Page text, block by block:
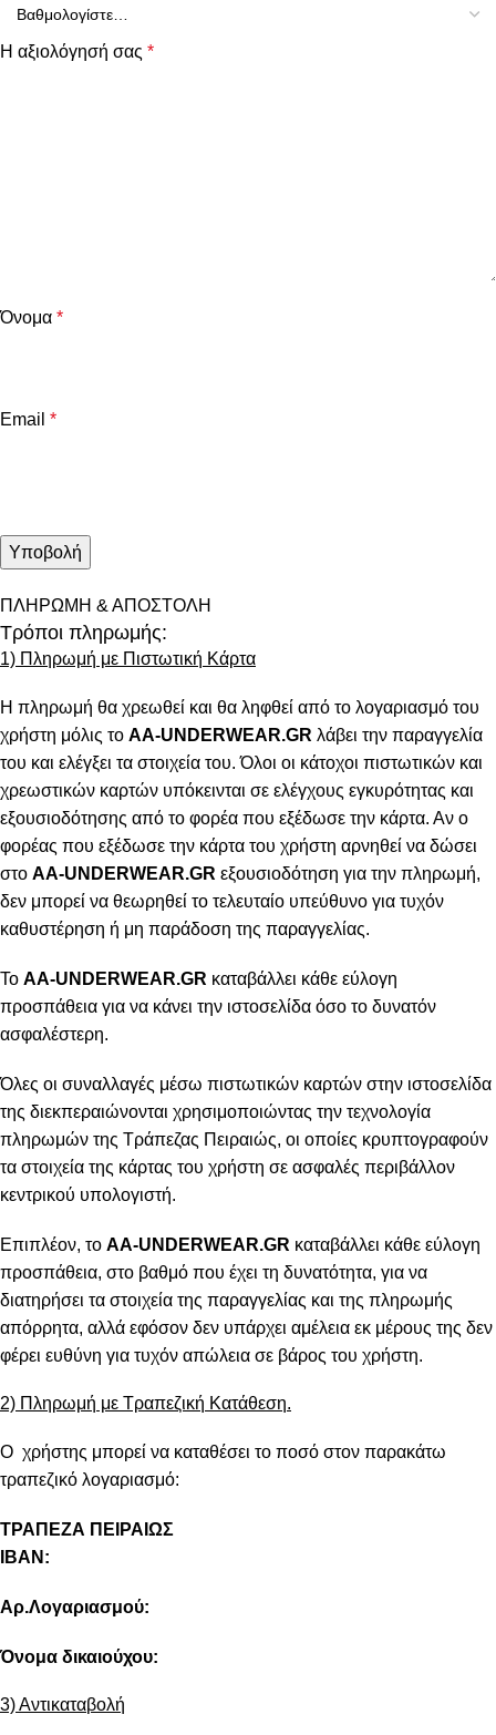
Η αξιολόγησή σας *
Όνομα *
Email *
ΠΛΗΡΩΜΗ & ΑΠΟΣΤΟΛΗ
Τρόποι πληρωμής:
1) Πληρωμή με Πιστωτική Κάρτα
Η πληρωμή θα χρεωθεί και θα ληφθεί από το λογαριασμό του
χρήστη μόλις το AA-UNDERWEAR.GR λάβει την παραγγελία
του και ελέγξει τα στοιχεία του. Όλοι οι κάτοχοι πιστωτικών και
χρεωστικών καρτών υπόκεινται σε ελέγχους εγκυρότητας και
εξουσιοδότησης από το φορέα που εξέδωσε την κάρτα. Αν ο
φορέας που εξέδωσε την κάρτα του χρήστη αρνηθεί να δώσει
στο AA-UNDERWEAR.GR εξουσιοδότηση για την πληρωμή,
δεν μπορεί να θεωρηθεί το τελευταίο υπεύθυνο για τυχόν
καθυστέρηση ή μη παράδοση της παραγγελίας.
Το AA-UNDERWEAR.GR καταβάλλει κάθε εύλογη
προσπάθεια για να κάνει την ιστοσελίδα όσο το δυνατόν
ασφαλέστερη.
Όλες οι συναλλαγές μέσω πιστωτικών καρτών στην ιστοσελίδα
της διεκπεραιώνονται χρησιμοποιώντας την τεχνολογία
πληρωμών της Τράπεζας Πειραιώς, οι οποίες κρυπτογραφούν
τα στοιχεία της κάρτας του χρήστη σε ασφαλές περιβάλλον
κεντρικού υπολογιστή.
Επιπλέον, το AA-UNDERWEAR.GR καταβάλλει κάθε εύλογη
προσπάθεια, στο βαθμό που έχει τη δυνατότητα, για να
διατηρήσει τα στοιχεία της παραγγελίας και της πληρωμής
απόρρητα, αλλά εφόσον δεν υπάρχει αμέλεια εκ μέρους της δεν
φέρει ευθύνη για τυχόν απώλεια σε βάρος του χρήστη.
2) Πληρωμή με Τραπεζική Κατάθεση.
Ο χρήστης μπορεί να καταθέσει το ποσό στον παρακάτω
τραπεζικό λογαριασμό:
ΤΡΑΠΕΖΑ ΠΕΙΡΑΙΩΣ
IBAN:
Αρ.Λογαριασμού:
Όνομα δικαιούχου:
3) Αντικαταβολή